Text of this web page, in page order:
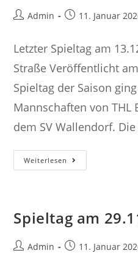
Beitrags-
Admin
Beitrag11. Januar
Letzter Spieltag am
Straße Veröffentlicht
Spieltag der Saison
Mannschaften von THL
dem SV Wallendorf.
Weiterlesen Letzter
Spieltag
Nitzsche-
Straße
Spieltag am
Beitrags-
Admin
Beitrag11. Januar